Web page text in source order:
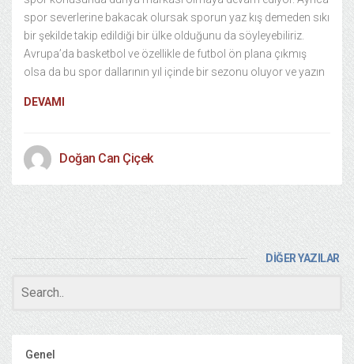
spor severlerine bakacak olursak sporun yaz kış demeden sıkı
bir şekilde takip edildiği bir ülke olduğunu da söyleyebiliriz.
Avrupa’da basketbol ve özellikle de futbol ön plana çıkmış
olsa da bu spor dallarının yıl içinde bir sezonu oluyor ve yazın
DEVAMI
Doğan Can Çiçek
DİĞER YAZILAR
Genel